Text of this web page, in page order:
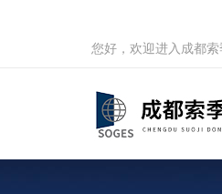
您好，欢迎进入成都索